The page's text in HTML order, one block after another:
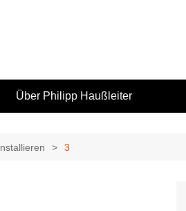
Über Philipp Haußleiter
3